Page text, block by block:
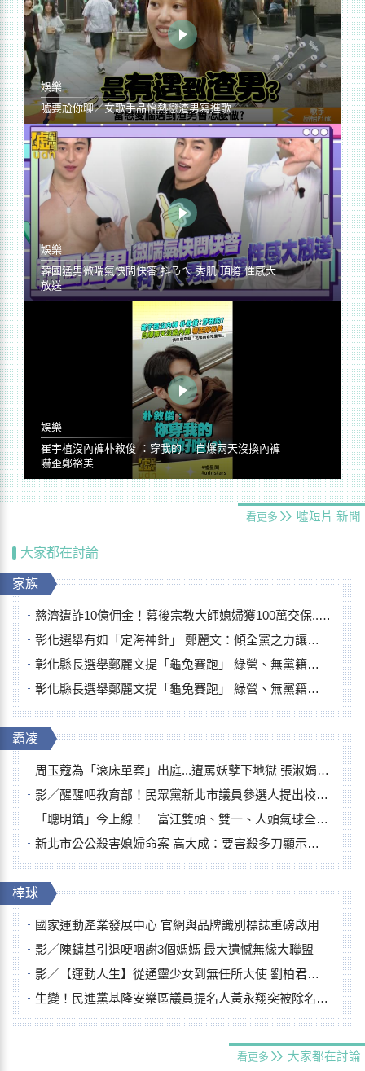
娛樂
噓要尬你聊／女歌手品怡熱戀渣男寫進歌
娛樂
韓國猛男微喘氣快問快答 抖ㄋㄟ 秀肌 頂胯 性感大
放送
娛樂
崔宇植沒內褲朴敘俊 ：穿我的！ 自爆兩天沒換內褲
嚇歪鄭裕美
看更多 噓短片 新聞
大家都在討論
家族
慈濟遭詐10億佣金！幕後宗教大師媳婦獲100萬交保...快步奔離不發一語
彰化選舉有如「定海神針」 鄭麗文：傾全黨之力讓彰化贏
彰化縣長選舉鄭麗文提「龜兔賽跑」 綠營、無黨籍忙否認是烏龜
彰化縣長選舉鄭麗文提「龜兔賽跑」 綠營、無黨籍忙否認是烏龜
霸凌
周玉蔻為「滾床單案」出庭...遭罵妖孽下地獄 張淑娟批：舌頭殺人有罪
影／醒醒吧教育部！民眾黨新北市議員參選人提出校園反毒防線升級政見
「聰明鎮」今上線！ 富江雙頭、雙一、人頭氣球全登場
新北市公公殺害媳婦命案 高大成：要害殺多刀顯示怨恨深
棒球
國家運動產業發展中心 官網與品牌識別標誌重磅啟用
影／陳鏞基引退哽咽謝3個媽媽 最大遺憾無緣大聯盟
影／【運動人生】從通靈少女到無任所大使 劉柏君女裁判人生國際發光
生變！民進黨基隆安樂區議員提名人黃永翔突被除名 將另提他人
看更多 大家都在討論